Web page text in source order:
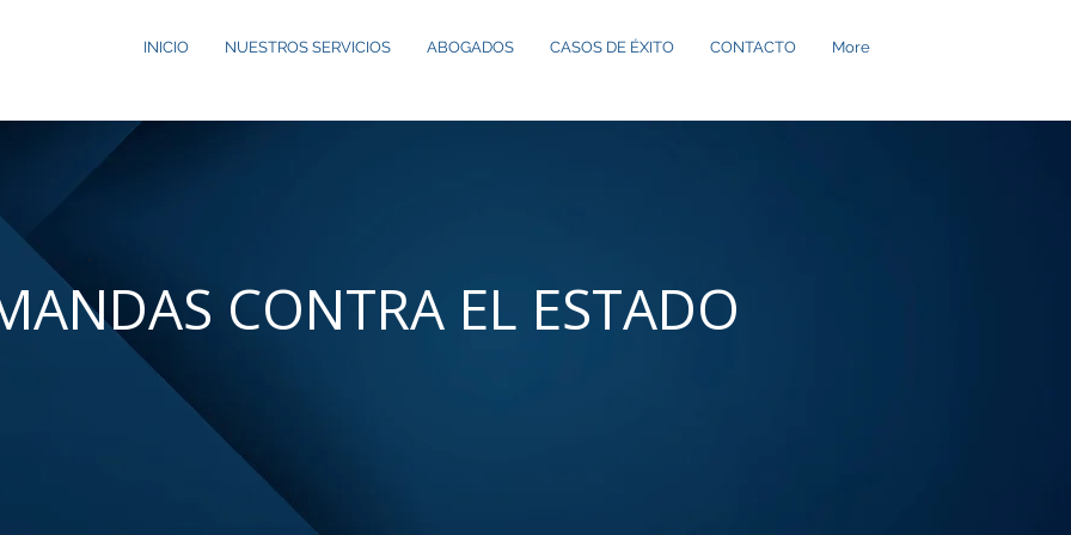
INICIO NUESTROS SERVICIOS ABOGADOS CASOS DE ÉXITO CONTACTO More
CONTRA EL ESTADO